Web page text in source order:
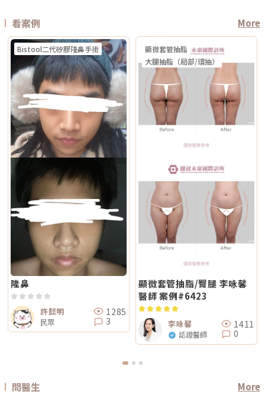
八歲者不建議未成年人接受此類治療，除非有醫療必要且經監護人與專業醫
雷射有什麼最大差別？Reepot 的能量作用以機械式震動為主，而非傳統以
熱破壞色素為核心的方式，因此對周邊組織較為溫和，修復期相對短。搭配
AI 智慧影像分析與低溫保護，可讓能量更集中在斑點本身，減少熱擴散造成
的紅腫或反黑風險。對於需要更加精準、可控的淺層色素改善者，是較新的
治療選擇。Q2：一次療程能看到效果嗎？需要做幾次比較理想？淺層曬
斑、雀斑在單次治療後多半能看到初步變化；但深層或混合型色素通常需要
多次治療，效果會以「循序淡化」的方式呈現。實際次數與間隔仍須依個人
膚況並由醫師評估調整。Q3：Reepot 是否有反黑風險？術後該注意什麼？
任何除斑型雷射都可能有反黑風險，但 Reepot 因熱傷害較低、加上冷卻系
統保護，發生率較低。術後的關鍵在於防曬和保濕，尤其治療後一週避免曝
曬、蒸氣、刺激性保養品。若依照術後指示照護，能大幅降低色素反應的機
會。Q4：敏感肌或薄皮膚適合做 Reepot 嗎？Reepot 的能量模式相對溫
和，加上冷卻保護，對敏感肌而言較為友善。但敏感肌的特性是屏障本身不
穩定，因此治療前仍需要專業檢視膚況，若正處於發炎、乾裂或紅敏期，建
議先穩定皮膚後再安排療程。Q5：做 Reepot 之後多久可以搭配其他醫美
療程？治療後皮膚需要時間恢復，因此若要搭配保濕導入、水光等溫和療
程，通常約 2～3 週即可視膚況安排；若是皮秒、飛梭、強效換膚或注射等
刺激性較高的項目，建議至少間隔 4 週再評估。適當的間隔能降低反黑與過
度刺激的風險，也讓後續療程效果更穩定。Q6：Reepot 的療程費用大約是
多少？Reepot 的價格會依照治療部位、所需的能量深度、是否搭配其他療
程以及整體規劃次數而有所差異。一般費用多落在一萬至三萬多元之間，但
實際金額仍需依個人斑點狀況與療程組合評估後才能確認。建議先安排諮
詢，由專業醫療人員確認膚況後提供最適合的治療方案與費用。Q7：
Reepot 術後的人工皮需要貼多久？Reepot 治療後會在局部覆蓋人工皮，
主要是保護剛治療的肌膚並協助屏障修復。人工皮不建議自行撕除，多數人
會在約兩週左右回診時，由醫療人員視膚況協助取下。人工皮脫落後，治療
部位的色素也會在這段期間逐漸代謝、變淡。斑點帶來的影響，往往不只是
外觀變化，更讓人感到氣色黯淡、不如以往。隨著醫美技術不斷推陳出新，
Reepot AI 時光雷射為色素治療帶來更精準、可控的方式，讓除斑不再停留
在效果難預測的時代。期望這篇文章能幫助你清楚掌握除斑方向與選擇，在
規劃療程時，也建議由專業醫師根據膚況量身評估，找到最適合、安全的改
善方式。★溫馨提醒★小編要提醒大家，醫療並非單純的商業交易，所有的
療程都伴隨著風險。因此，作為消費者應該謹慎選擇合適的醫療方案，以確
保安全與健康。
可以優先評估音波。 如果同時有鬆和垂：可以和醫師討論電音波搭配。這
也是為什麼現在很多醫師會用「複合式療程」來做規劃。不是每個人都只需
要一種療程，而是要看老化主要發生在哪一層，再決定適合電波、音波，還
是兩者搭配。電波音波可以一起打嗎？可以，但不是每個人都一定需要。電
波和音波作用原理不同，所以在醫師評估下，兩者確實可以搭配。常見做法
是用音波處理深層輪廓拉提，再用電波改善皮膚緊緻與膚質鬆弛，讓效果更
全面。不過，電音波不是「全部打越多越好」。發數、能量、施作順序、間
隔時間，都需要依照個人臉部條件設計。如果臉部脂肪偏少、皮膚偏薄、曾
做過其他療程，或是近期剛打過針劑，更要讓醫師完整評估，避免過度治
療。做電波音波前，要注意哪些事？第一，先判斷自己是哪一種老化問題在
選電波或音波前，先不要急著問「哪個比較好」，而是要先看自己的老化問
題屬於哪一種。臉部老化常見可分成四大類：組織鬆弛下垂、結構性凹陷、
皺紋形成、膚質老化。電波和音波主要處理的是「鬆弛與下垂」這一類問
題。電波偏向改善皮膚鬆弛、細紋與緊緻度；音波偏向改善輪廓下垂、嘴邊
肉與下顎線模糊。但如果是太陽穴凹陷、淚溝、臉頰凹陷這類結構性凹陷，
或是斑點、色素沉澱這類膚質問題，單靠電波或音波不一定能解決，需要搭
配其他療程評估。第二，不要只看價格，更要看療程規劃是否合理電波音波
的價格會受到儀器種類、探頭、發數、施作部位、能量設定與診所規劃影
響。價格便宜不一定不好，但如果只用價格做決定，很容易忽略真正重要的
事：這療程到底有沒有符合你的臉部狀況？同樣是音波，有人需要加強下顎
線，有人需要處理嘴邊肉；同樣是電波，有人重點在眼周細紋，有人重點在
臉頰鬆弛。規劃不同，效果自然也會不同。所以選療程時，不只要問「多少
錢」，也要問清楚：使用什麼儀器？施作哪些部位？大約發數或治療範圍怎
麼規劃？為什麼我的狀況適合這個療程？第三，確認儀器來源、探頭耗材與
施作人員電波音波屬於能量型醫美療程，安全性和儀器來源、探頭耗材、操
作經驗都有關。建議選擇前可以確認是否為合法原廠認證儀器、是否使用原
廠探頭或合規耗材，以及是否由合格專業醫療人員評估與操作。另外，醫師
的臉部解剖概念與美感判斷也很重要。因為電波音波不是「能量越強越
好」，而是要看你的皮膚厚度、脂肪量、鬆弛程度、臉型比例去調整。過度
治療不一定更漂亮，反而可能不自然或效果不如預期。第四，效果需要時
間，不要用術後當天判斷成敗電波和音波都是透過熱能刺激膠原蛋白反應，
不是做完當天就完成全部效果。部分人術後會先感覺皮膚變緊、輪廓比較
順，但真正的膠原蛋白新生與重組，通常需要數週到數月慢慢發生。所以做
完後不要急著用第一天的樣子判斷有沒有用，也不要因為短期內沒有巨大變
化就立刻否定療程。非侵入式拉提的特色通常是漸進、自然，而不是突然大
幅改變。第五，不要期待一次療程解決所有老化問題臉部老化不是只有皮膚
鬆而已，還可能包含膠原蛋白流失、脂肪位移、骨架支撐變弱、皮膚厚度改
變等不同層次的問題。電波可以改善皮膚緊緻度與膚質，音波可以幫助輪廓
拉提與深層支撐，但它們不一定能取代針劑、填充、雷射、手術或其他療
程。比較正確的觀念是：電波音波不是萬能療程，而是抗老規劃中的一部
效果一起評估。電波音波常見問題 FAQQ1：電波跟音波哪個比較痛？不一
定。電波多半是熱感、刺熱感；音波則常見深層痠脹感或一點一點的刺激
不能單純說哪一個一定比較痛。Q2：電波音波做完會有修復期嗎？多數電
波音波屬於非侵入式療程，通常不需要像手術一樣長時間修復。不過部分人
容積式加熱 療程定位 膚質、細緻、緊緻並重 輪廓、拉提、緊實為主 適合族
冷卻技術 五階七段冷卻系統 分段噴灑冷媒 探頭 雅典娜探頭：臉部 宙斯探
頭：身體 愛神探頭：眼周 紫鑽探頭：臉/四肢 碧眼探頭：眼周 藍鑽探頭：
臉/四肢 黃金探頭：身體 疼痛感 多數定位為較舒適型 但仍因人而異 感受通
常較明顯，但依能量、部位與個人耐受度不同 常見效果感受 膚質變細、臉
部較緊 光澤提升 輪廓變緊、線條感改善 適合重點 想變精緻、自然、保養型
想加強緊緻、抗老、輪廓型 原理差異：單極、雙極到底是什麼？很多人看
到「單極」、「雙極」會覺得很難懂，其實可以用生活化的方式理解。單極
電波：像是把熱能傳遞到較深、較廣的範圍，主要作用於較深層皮膚組織
（以真皮層為主），常被用於緊緻與支撐感相關需求。鳳凰電波即屬於單極
射頻應用。雙極電波：則是將能量集中在兩個電極之間，作用範圍相對較
淺，較常被用於膚質細緻、表層改善等需求。無雙電波的特色，在於將單極
與雙極兩種模式結合於同一療程設計中。根據官方資料，DENSITY 可透過
不同射頻模式，將能量分別作用於深層與淺層皮膚。因此，兩者並不是「誰
比較高級」，而是設計邏輯不同。若主要需求為輪廓拉提與緊緻，單極射頻
為主的療程通常較符合需求；若希望同時兼顧膚質細緻與輕度緊緻，複合式
電波療程則可能更具彈性。效果差異：拉提感、緊緻感、膚質感不一樣1. 拉
提感如果你的主要困擾是「臉部鬆弛」、「下顎線不清楚」或「嘴邊肉變明
顯」，鳳凰電波通常是較常被討論的選項之一。其應用多與輪廓緊緻與鬆弛
改善相關，常見於臉部、眼周與身體的緊緻與平滑需求。2. 膚質感如果你的
問題不是明顯鬆弛，而是「皮膚看起來粗」、「毛孔明顯」、「妝感不服
貼」或整體氣色較疲累，無雙電波的複合式能量設計相對較符合這類需求。
除了緊緻效果外，也常被用於膚質細緻與整體質感提升，因此常被市場定位
為入門型抗老或精緻型電波療程。3. 自然度兩者都屬於非侵入式療程，因此
通常不會像手術或填充療程一樣產生立即的結構性改變，效果多半呈現為漸
進式、自然型。常見的效果訴求差異在於：鳳凰電波多偏向輪廓線條與緊緻
感的提升；無雙電波則較偏向整體膚質細緻、緊實與光澤感的改善。哪一種
比較痛？無雙電波真的比較不痛嗎？疼痛感是很多人選療程時最在意的問
題。以療程設計來看，鳳凰電波因為以單極射頻為主，能量感通常會比較明
顯。部分人會形容為熱、刺、酸、脹，尤其在骨感較明顯或皮膚較薄的位
置，感受可能更強。無雙電波則因為設計上有SAC智能冷卻系統與RIC即時
阻抗偵測補償系統等設計，因此為舒適度較高的電波療程。但這裡要講清
楚：不痛不代表完全沒感覺，舒適也不代表每個人都一樣。疼痛感會受到很
多因素影響，包括： 個人耐痛程度 施作部位 能量設定 是否敷麻 醫師手法
皮膚厚薄與骨感程度 當天身體狀態所以比較精準的說法是：無雙電波通常
被定位為舒適度較佳；鳳凰電波能量感通常較明顯。但實際感受仍需依個人
狀況而定。常見迷思一：鳳凰電波一定比無雙電波強嗎？不一定。「強」要
看你指的是哪一種強。如果說的是深層拉提、輪廓緊緻，鳳凰電波確實是經
典代表。但如果是膚質、細緻度、毛孔與整體保養感，無雙電波可能更符合
線條、核心、柔軟度，還是想增加肌力？療程也是同樣邏輯。選擇醫美療
做完會立刻小臉嗎？很多人期待電波做完臉馬上小一圈，但這個期待需要調
整。電波拉提不是抽脂，也不是溶脂，更不是削骨。它主要是透過射頻熱能
https://www.instagram.com/drdeungskinclinic/張英睿皮膚專科診所地
址：新北市板橋區文化路一段118號電話：(02)-2250-6065LINE：
@xat.0000195926.1nzhttps://page.line.me/xat.0000195926.1nz?
openQrModal=true
看案例 More
Bistool二代矽膠隆鼻手術
隆鼻
許懿明
民眾
1285
3
顯微套管抽脂
大腿抽脂（局部/環抽）
顯微套管抽脂/臀腿 李咏馨
醫師 案例#6423
李咏馨
認證醫師
1411
0
問醫生 More